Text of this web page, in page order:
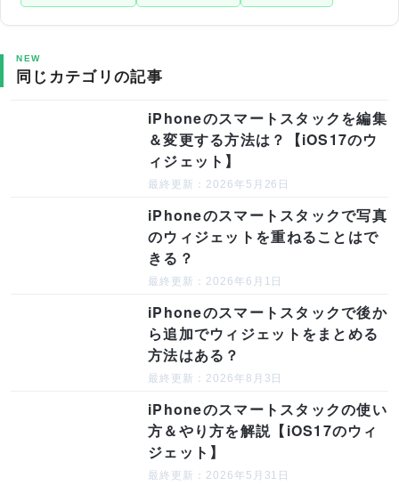
NEW
同じカテゴリの記事
iPhoneのスマートスタックを編集
＆変更する方法は？【iOS17のウ
ィジェット】
最終更新：2026年5月26日
iPhoneのスマートスタックで写真
のウィジェットを重ねることはで
きる？
最終更新：2026年6月1日
iPhoneのスマートスタックで後か
ら追加でウィジェットをまとめる
方法はある？
最終更新：2026年8月3日
iPhoneのスマートスタックの使い
方＆やり方を解説【iOS17のウィ
ジェット】
最終更新：2026年5月31日